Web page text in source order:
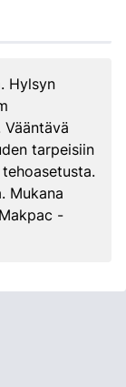
Hylsyn
tarpeisiin
Mukana
-